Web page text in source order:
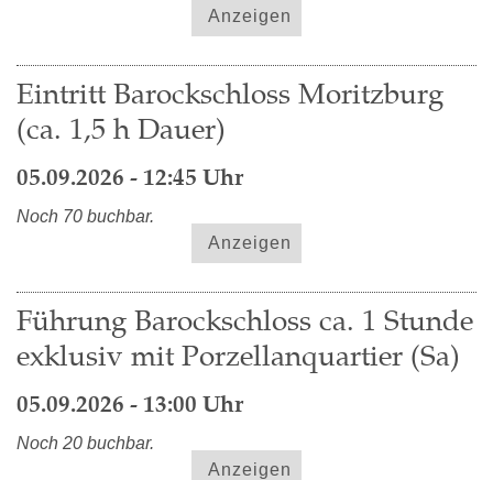
Anzeigen
Eintritt Barockschloss Moritzburg
(ca. 1,5 h Dauer)
05.09.2026 - 12:45 Uhr
Noch 70 buchbar.
Anzeigen
Führung Barockschloss ca. 1 Stunde
exklusiv mit Porzellanquartier (Sa)
05.09.2026 - 13:00 Uhr
Noch 20 buchbar.
Anzeigen